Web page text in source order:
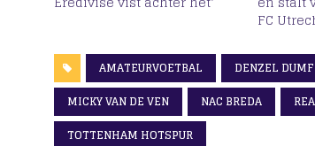
FC
AMATEURVOETBAL DENZEL
MICKY VAN DE VEN
NAC BREDA
TOTTENHAM HOTSPUR